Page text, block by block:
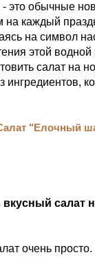
это обычные
каждый
на символ
этой
салат на
ингредиентов,
вкусный салат
очень